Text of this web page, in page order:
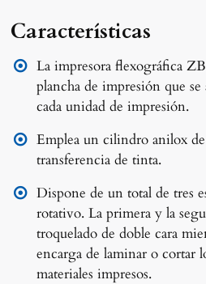
Características
La impresora flexográfica
plancha de impresión que
cada unidad de impresión.
Emplea un cilindro anilox de
transferencia de tinta.
Dispone de un total de tres
rotativo. La primera y la
troquelado de doble cara
encarga de laminar o cortar
materiales impresos.